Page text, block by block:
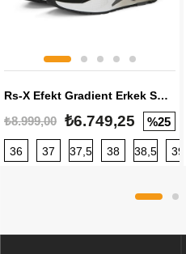
Rs-X Efekt Gradient Erkek Sneaker
₺8.999,00 ₺6.749,25 %25
36 37 37,5 38 38,5 39